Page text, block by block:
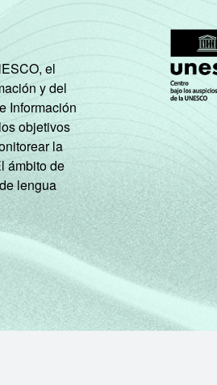
el
y del
Información
objetivos
la
ámbito de
lengua